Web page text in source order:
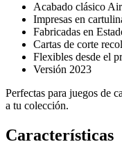
Acabado clásico
Impresas en
Fabricadas en
Cartas de corte
Flexibles desde el
Versión 2023
Perfectas para juegos de
a tu colección.
Características